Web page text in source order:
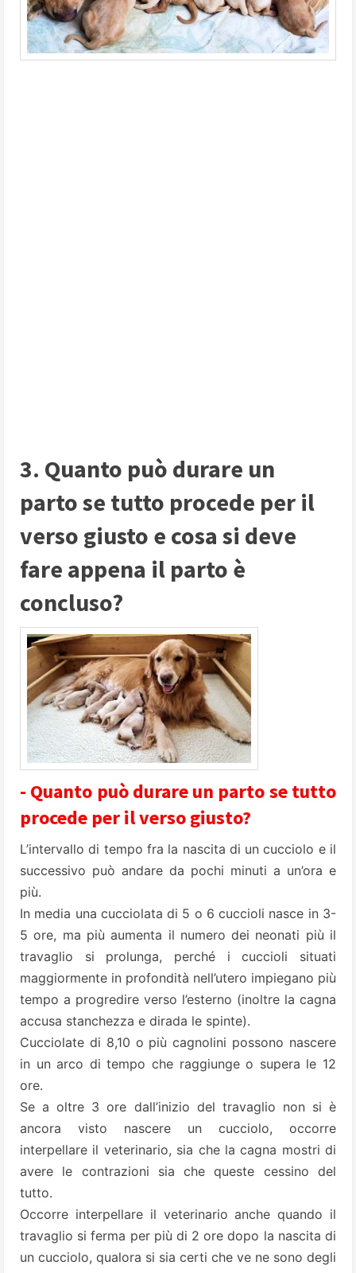
3. Quanto può durare un
parto se tutto procede per il
verso giusto e cosa si deve
fare appena il parto è
concluso?
- Quanto può durare un parto se tutto
procede per il verso giusto?
L’intervallo di tempo fra la nascita di un cucciolo e il
successivo può andare da pochi minuti a un’ora e
più.
In media una cucciolata di 5 o 6 cuccioli nasce in 3-
5 ore, ma più aumenta il numero dei neonati più il
travaglio si prolunga, perché i cuccioli situati
maggiormente in profondità nell’utero impiegano più
tempo a progredire verso l’esterno (inoltre la cagna
accusa stanchezza e dirada le spinte).
Cucciolate di 8,10 o più cagnolini possono nascere
in un arco di tempo che raggiunge o supera le 12
ore.
Se a oltre 3 ore dall’inizio del travaglio non si è
ancora visto nascere un cucciolo, occorre
interpellare il veterinario, sia che la cagna mostri di
avere le contrazioni sia che queste cessino del
tutto.
Occorre interpellare il veterinario anche quando il
travaglio si ferma per più di 2 ore dopo la nascita di
un cucciolo, qualora si sia certi che ve ne sono degli